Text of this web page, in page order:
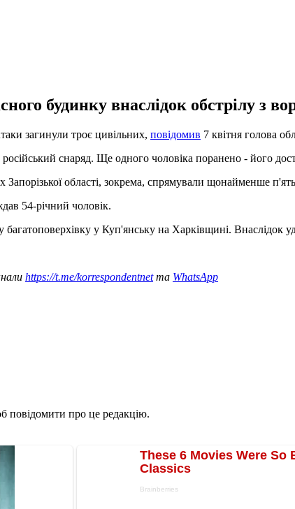
будинку внаслідок обстрілу з
загинули троє цивільних, повідомив 7 квітня голова
снаряд. Ще одного чоловіка поранено - його
області, зокрема, спрямували щонайменше
54-річний чоловік.
багатоповерхівку у Куп'янську на Харківщині. Внаслідок
https://t.me/korrespondentnetта WhatsApp
повідомити про це редакцію.